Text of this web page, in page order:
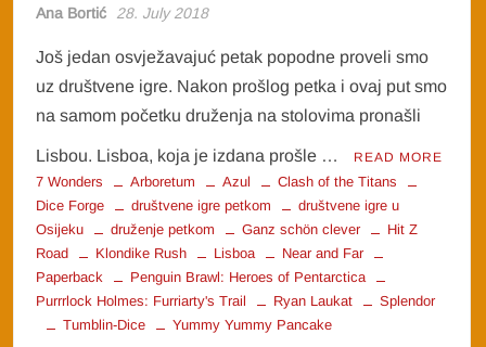
Ana Bortić 28. July 2018
Još jedan osvježavajuć petak popodne proveli smo
uz društvene igre. Nakon prošlog petka i ovaj put smo
na samom početku druženja na stolovima pronašli
Lisbou. Lisboa, koja je izdana prošle … READ MORE
7 Wonders Arboretum Azul
Clash of the Titans
Dice Forge
društvene igre petkom
društvene igre u
Osijeku
druženje petkom Ganz schön clever
Hit Z
Road
Klondike Rush Lisboa
Near and Far
Paperback
Penguin Brawl: Heroes of Pentarctica
Purrrlock Holmes: Furriarty's Trail
Ryan Laukat
Splendor
Tumblin-Dice
Yummy Yummy Pancake